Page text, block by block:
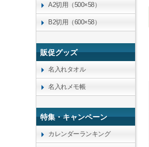
A2切用（500×58）
B2切用（600×58）
販促グッズ
名入れタオル
名入れメモ帳
特集・キャンペーン
カレンダーランキング